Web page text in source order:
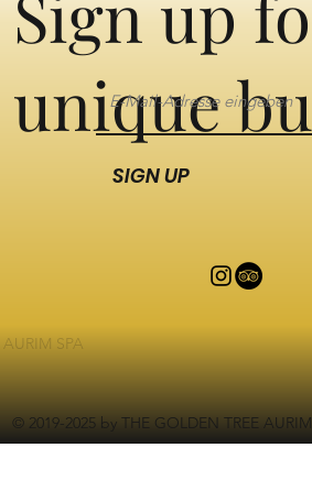
unique
AURIM SPA
© 2019-2025 by THE GOLDEN TREE AURIM
SIGN UP